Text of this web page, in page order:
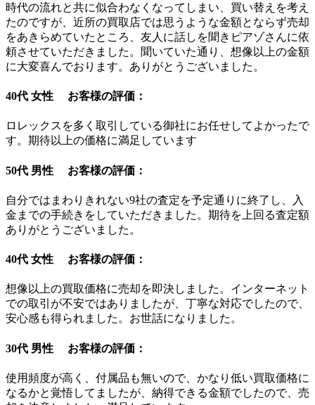
時代の流れと共に似合わなくなってしまい、買い替えを考え
たのですが、近所の買取店では思うような金額とならず売却
をあきらめていたところ、友人に話しを聞きピアゾさんに依
頼させていただきました。聞いていた通り、想像以上の金額
に大変喜んでおります。ありがとうございました。
40代 女性 お客様の評価：
ロレックスを多く取引している御社にお任せしてよかったで
す。期待以上の価格に満足しています
50代 男性 お客様の評価：
自分ではまわりきれない9社の査定を予定通りに終了し、入
金までの手続きをしていただきました。期待を上回る査定額
ありがとうございました。
40代 女性 お客様の評価：
想像以上の買取価格に売却を即決しました。インターネット
での取引が不安ではありましたが、丁寧な対応でしたので、
安心感も得られました。お世話になりました。
30代 男性 お客様の評価：
使用頻度が高く、付属品も無いので、かなり低い買取価格に
なるかと覚悟してましたが、納得できる金額でしたので、売